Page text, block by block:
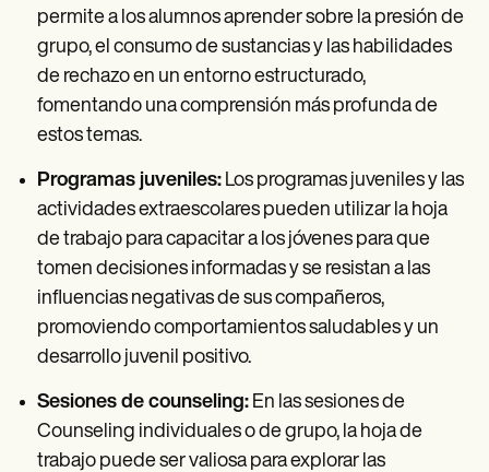
permite a los alumnos aprender sobre la presión de
grupo, el consumo de sustancias y las habilidades
de rechazo en un entorno estructurado,
fomentando una comprensión más profunda de
estos temas.
Programas juveniles: Los programas juveniles y las
actividades extraescolares pueden utilizar la hoja
de trabajo para capacitar a los jóvenes para que
tomen decisiones informadas y se resistan a las
influencias negativas de sus compañeros,
promoviendo comportamientos saludables y un
desarrollo juvenil positivo.
Sesiones de counseling: En las sesiones de
Counseling individuales o de grupo, la hoja de
trabajo puede ser valiosa para explorar las